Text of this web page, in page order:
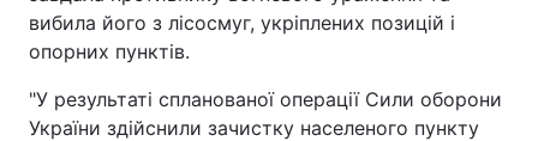
вибила його з лісосмуг, укріплених позицій і
опорних пунктів.
"У результаті спланованої операції Сили оборони
України здійснили зачистку населеного пункту